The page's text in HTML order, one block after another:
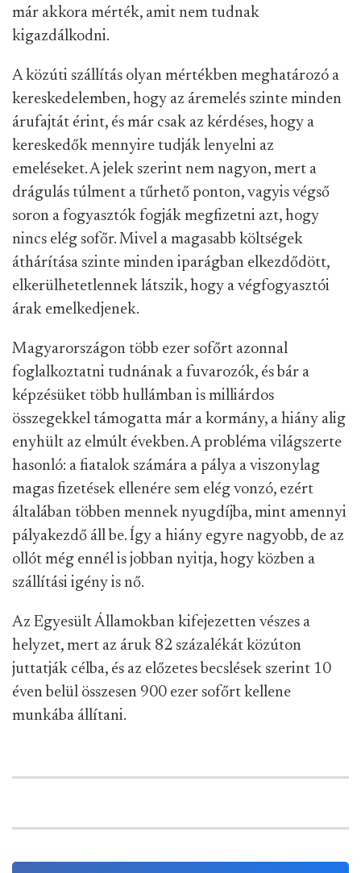
már akkora mérték, amit nem tudnak
kigazdálkodni.
A közúti szállítás olyan mértékben meghatározó a
kereskedelemben, hogy az áremelés szinte minden
árufajtát érint, és már csak az kérdéses, hogy a
kereskedők mennyire tudják lenyelni az
emeléseket. A jelek szerint nem nagyon, mert a
drágulás túlment a tűrhető ponton, vagyis végső
soron a fogyasztók fogják megfizetni azt, hogy
nincs elég sofőr. Mivel a magasabb költségek
áthárítása szinte minden iparágban elkezdődött,
elkerülhetetlennek látszik, hogy a végfogyasztói
árak emelkedjenek.
Magyarországon több ezer sofőrt azonnal
foglalkoztatni tudnának a fuvarozók, és bár a
képzésüket több hullámban is milliárdos
összegekkel támogatta már a kormány, a hiány alig
enyhült az elmúlt években. A probléma világszerte
hasonló: a fiatalok számára a pálya a viszonylag
magas fizetések ellenére sem elég vonzó, ezért
általában többen mennek nyugdíjba, mint amennyi
pályakezdő áll be. Így a hiány egyre nagyobb, de az
ollót még ennél is jobban nyitja, hogy közben a
szállítási igény is nő.
Az Egyesült Államokban kifejezetten vészes a
helyzet, mert az áruk 82 százalékát közúton
juttatják célba, és az előzetes becslések szerint 10
éven belül összesen 900 ezer sofőrt kellene
munkába állítani.